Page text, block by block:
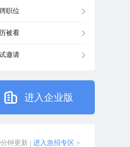
职位
被看
邀请
进入企业版
分钟更新 进入急招专区 >